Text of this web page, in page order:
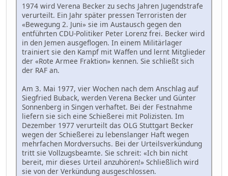
1974 wird Verena Becker zu sechs Jahren Jugendstrafe
verurteilt. Ein Jahr später pressen Terroristen der
«Bewegung 2. Juni» sie im Austausch gegen den
entführten CDU-Politiker Peter Lorenz frei. Becker wird
in den Jemen ausgeflogen. In einem Militärlager
trainiert sie den Kampf mit Waffen und lernt Mitglieder
der «Rote Armee Fraktion» kennen. Sie schließt sich
der RAF an.
Am 3. Mai 1977, vier Wochen nach dem Anschlag auf
Siegfried Buback, werden Verena Becker und Günter
Sonnenberg in Singen verhaftet. Bei der Festnahme
liefern sie sich eine Schießerei mit Polizisten. Im
Dezember 1977 verurteilt das OLG Stuttgart Becker
wegen der Schießerei zu lebenslanger Haft wegen
mehrfachen Mordversuchs. Bei der Urteilsverkündung
tritt sie Vollzugsbeamte. Sie schreit: «Ich bin nicht
bereit, mir dieses Urteil anzuhören!» Schließlich wird
sie von der Verkündung ausgeschlossen.